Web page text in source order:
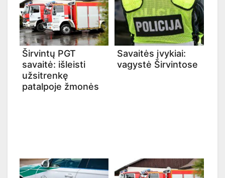
Širvintų PGT
savaitė: išleisti
užsitrenkę
patalpoje žmonės
Savaitės įvykiai:
vagystė Širvintose